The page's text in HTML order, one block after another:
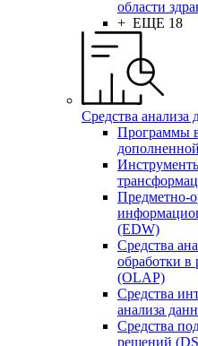
области
+ ЕЩЕ 18
Средства анализа
Программы
Предметно-
(EDW)
Средства
обработки в
(OLAP)
Средства
анализа
Средства
решений